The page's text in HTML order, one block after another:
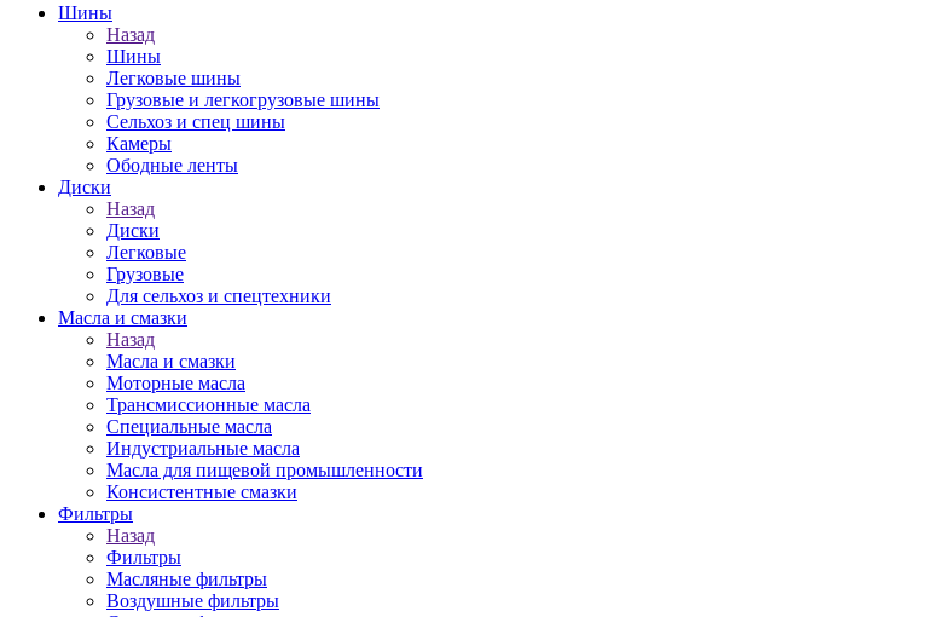
Шины
Назад
Шины
Легковые шины
Грузовые и легкогрузовые шины
Сельхоз и спец шины
Камеры
Ободные ленты
Диски
Назад
Диски
Легковые
Грузовые
Для сельхоз и спецтехники
Масла и смазки
Назад
Масла и смазки
Моторные масла
Трансмиссионные масла
Специальные масла
Индустриальные масла
Масла для пищевой промышленности
Консистентные смазки
Фильтры
Назад
Фильтры
Масляные фильтры
Воздушные фильтры